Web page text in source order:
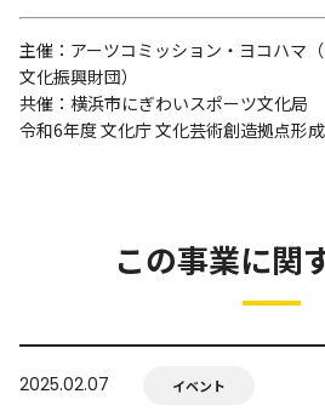
主催：アーツコミッション・ヨコハマ
文化振興財団）
共催：横浜市にぎわいスポーツ文化局
令和6年度 文化庁 文化芸術創造拠点形
この事業に関
2025.02.07 イベント